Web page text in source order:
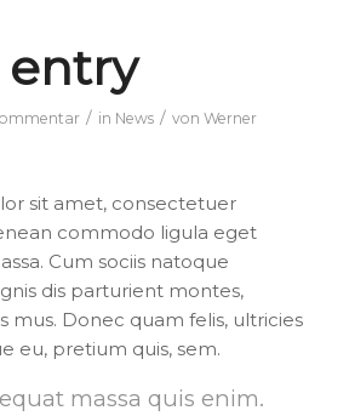
entry
/ in News / von Werner
sit amet, consectetuer
commodo ligula eget
Cum sociis natoque
dis parturient montes,
mus. Donec quam felis, ultricies
eu, pretium quis, sem.
massa quis enim.